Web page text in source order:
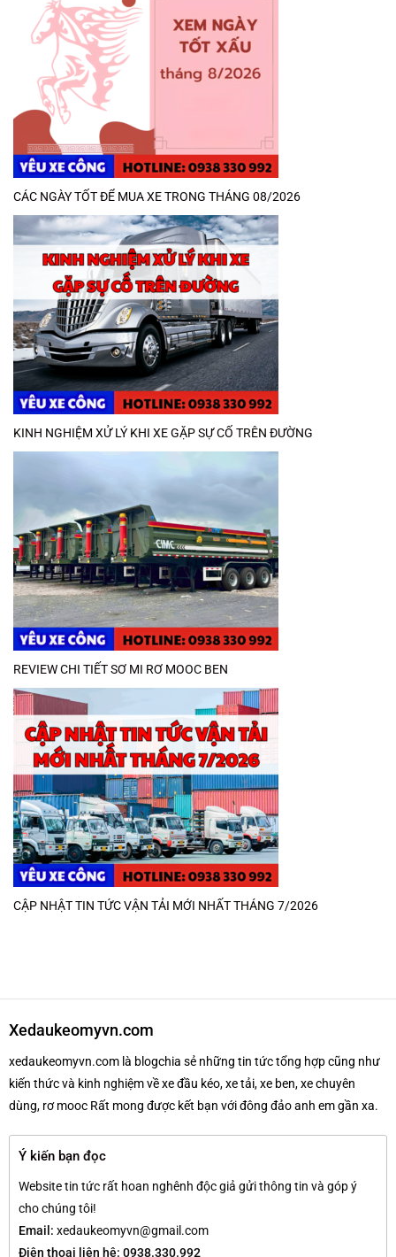
CÁC NGÀY TỐT ĐỂ MUA XE TRONG THÁNG 08/2026
KINH NGHIỆM XỬ LÝ KHI XE GẶP SỰ CỐ TRÊN ĐƯỜNG
REVIEW CHI TIẾT SƠ MI RƠ MOOC BEN
CẬP NHẬT TIN TỨC VẬN TẢI MỚI NHẤT THÁNG 7/2026
Xedaukeomyvn.com
xedaukeomyvn.com là blogchia sẻ những tin tức tổng hợp cũng như
kiến thức và kinh nghiệm về xe đầu kéo, xe tải, xe ben, xe chuyên
dùng, rơ mooc Rất mong được kết bạn với đông đảo anh em gần xa.
Ý kiến bạn đọc
Website tin tức rất hoan nghênh độc giả gửi thông tin và góp ý
cho chúng tôi!
Email: xedaukeomyvn@gmail.com
Điện thoại liên hệ: 0938.330.992